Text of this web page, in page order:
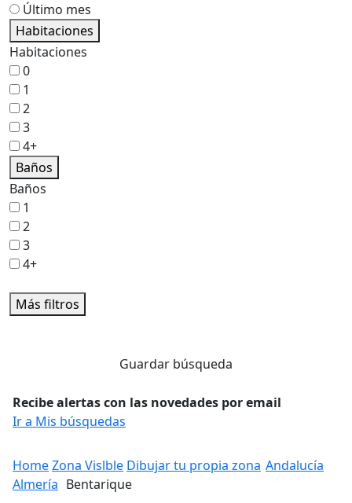
Último mes
Habitaciones
Habitaciones
0
1
2
3
4+
Baños
Baños
1
2
3
4+
Más filtros
Guardar búsqueda
Recibe alertas con las novedades por email
Ir a Mis búsquedas
HomeZona Vislble Dibujar tu propia zona Andalucía
Almería Bentarique